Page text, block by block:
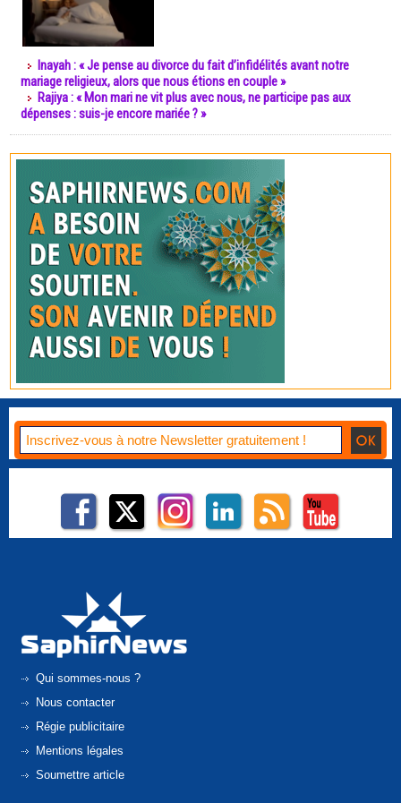
Inayah : « Je pense au divorce du fait d’infidélités avant notre
mariage religieux, alors que nous étions en couple »
Rajiya : « Mon mari ne vit plus avec nous, ne participe pas aux
dépenses : suis-je encore mariée ? »
Qui sommes-nous ?
Nous contacter
Régie publicitaire
Mentions légales
Soumettre article